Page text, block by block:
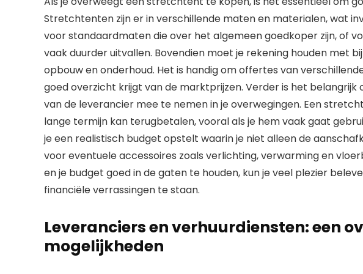
Stretchtenten zijn er in verschillende maten en materialen, wat
voor standaardmaten die over het algemeen goedkoper zijn, of
vaak duurder uitvallen. Bovendien moet je rekening houden met
opbouw en onderhoud. Het is handig om offertes van
goed overzicht krijgt van de marktprijzen. Verder is het
van de leverancier mee te nemen in je overwegingen. Een
lange termijn kan terugbetalen, vooral als je hem vaak gaat
je een realistisch budget opstelt waarin je niet alleen de
voor eventuele accessoires zoals verlichting, verwarming en
en je budget goed in de gaten te houden, kun je veel plezier
financiële verrassingen te staan.
Leveranciers en verhuurdiensten: een
mogelijkheden